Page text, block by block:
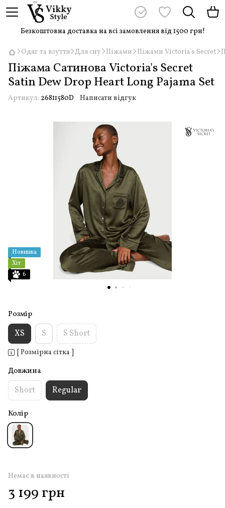
Безкоштовна доставка на всі замовлення від 1500 грн!
Одяг та взуття Для сну Піжами Піжами Victoria's Secret
Піжама Сатинова Victoria's Secret
Satin Dew Drop Heart Long Pajama Set
Артикул: 26811580D Написати відгук
Новинка
Хіт
6
Розмір
XS S S Short
[ Розмірна сітка ]
Довжина
Short Regular
Колір
Немає в наявності
3 199 грн